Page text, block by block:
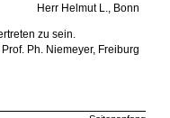
Herr Helmut L., Bonn
zu sein.
Prof. Ph. Niemeyer, Freiburg